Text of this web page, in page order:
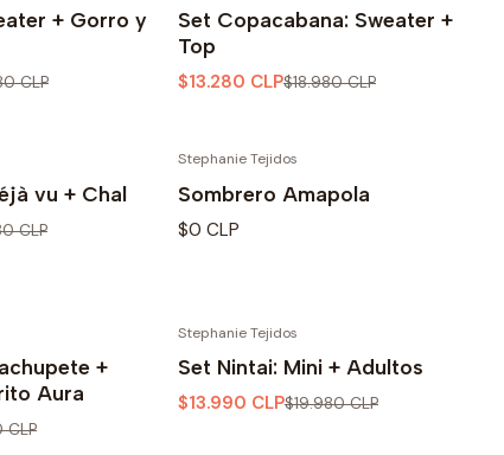
+ Gorro y
CLP
Set Copacabana: Sweater +
Top
$13.280 CLP$18.980 CLP
vu + Chal
CLP
Stephanie Tejidos
Sombrero Amapola
$0 CLP
+
Aura
CLP
Stephanie Tejidos
Set Nintai: Mini + Adultos
$13.990 CLP$19.980 CLP